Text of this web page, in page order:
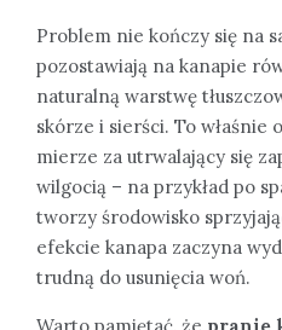
Problem nie kończy się na
pozostawiają na kanapie
naturalną warstwę
skórze i sierści. To właśnie
mierze za utrwalający się
wilgocią – na przykład po
tworzy środowisko
efekcie kanapa zaczyna
trudną do usunięcia woń.
Warto pamiętać, że pranie